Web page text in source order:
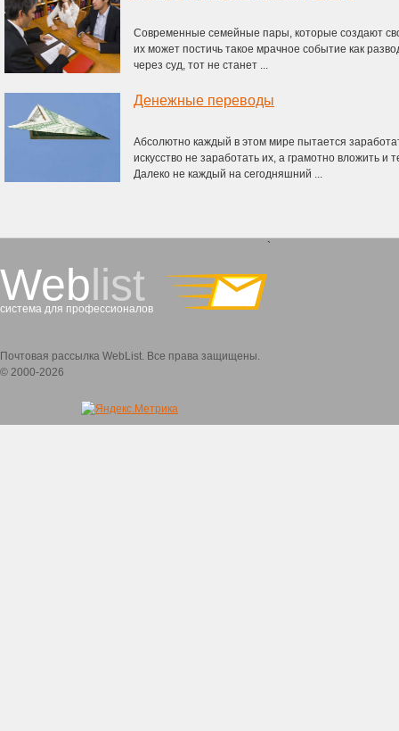
Современные семейные пары, которые создают
их может постичь такое мрачное событие как
через суд, тот не станет ...
Денежные переводы
Абсолютно каждый в этом мире пытается
искусство не заработать их, а грамотно вложить
Далеко не каждый на сегодняшний ...
Weblist
система для профессионалов
`
Почтовая рассылка WebList. Все права защищены.
© 2000-2026